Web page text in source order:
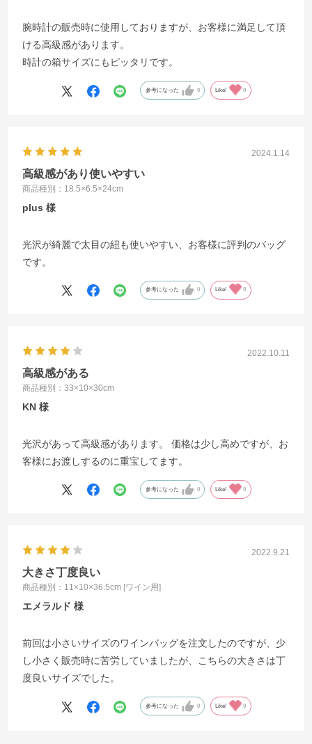
腕時計の販売時に使用しておりますが、お客様に満足して頂
ける高級感があります。
時計の箱サイズにもピッタリです。
参考になった 0 Like! 0
2024.1.14
高級感があり使いやすい
商品種別：18.5×6.5×24cm
plus
光沢が綺麗で太目の紐も使いやすい、お客様に評判のバッグ
です。
参考になった 0 Like! 0
2022.10.11
高級感がある
商品種別：33×10×30cm
KN
光沢があって高級感があります。 価格は少し高めですが、お
客様にお渡しするのに重宝してます。
参考になった 0 Like! 0
2022.9.21
大きさ丁度良い
商品種別：11×10×36.5cm [ワイン用]
エメラルド
前回は小さいサイズのワインバッグを注文したのですが、少
し小さく販売時に苦労していましたが、こちらの大きさは丁
度良いサイズでした。
参考になった 0 Like! 0